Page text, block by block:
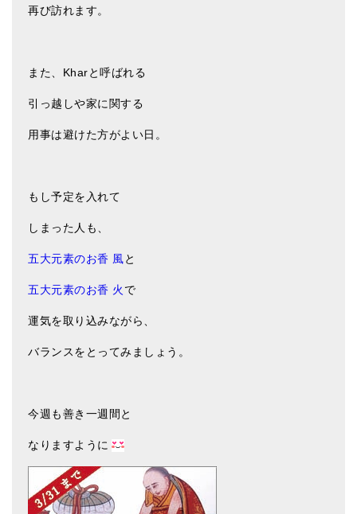
再び訪れます。
また、Kharと呼ばれる
引っ越しや家に関する
用事は避けた方がよい日。
もし予定を入れて
しまった人も、
五大元素のお香 風と
五大元素のお香 火 で
運気を取り込みながら、
バランスをとってみましょう。
今週も善き一週間と
なりますように